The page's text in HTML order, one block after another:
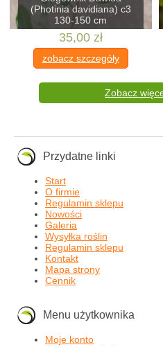
(Photinia davidiana) c3
130-150 cm
35,00 zł
zobacz szczegóły
Zobacz
Przydatne linki
Start
O firmie
Regulamin sklepu
Nowości
Galeria
Wysyłka roślin
Regulamin sklepu
Kontakt
Mapa strony
Cennik
Menu użytkownika
Moje konto